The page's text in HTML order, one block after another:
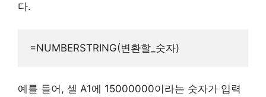
다.
예를 들어, 셀 A1에 15000000이라는 숫자가 입력